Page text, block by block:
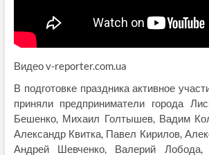
Видео v-reporter.com.ua
В подготовке праздника активное
приняли предприниматели города
Бешенко, Михаил Голтышев, Вадим
Александр Квитка, Павел Кирилов,
Андрей Шевченко, Валерий Лобода,